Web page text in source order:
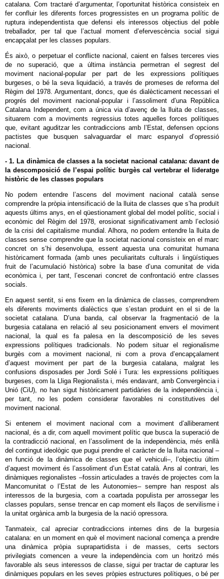
catalana. Com tractaré d’argumentar, l’oportunitat històrica consisteix en
fer confluir les diferents forces progressistes en un programa polític de
ruptura independentista que defensi els interessos objectius del poble
treballador, per tal que l’actual moment d’efervescència social sigui
encapçalat per les classes populars.
És això, o perpetuar el conflicte nacional, caient en falses terceres vies
de no superació, que a última instància permetran el segrest del
moviment nacional-popular per part de les expressions polítiques
burgeses, o bé la seva liquidació, a través de promeses de reforma del
Règim del 1978. Argumentant, doncs, que és dialècticament necessari el
progrés del moviment nacional-popular i l’assoliment d’una República
Catalana Independent, com a única via d’avenç de la lluita de classes,
situarem com a moviments regressius totes aquelles forces polítiques
que, evitant aguditzar les contradiccions amb l’Estat, defensen opcions
pactistes que busquen salvaguardar el marc espanyol d’opressió
nacional.
- 1. La dinàmica de classes a la societat nacional catalana: davant de
la descomposició de l’espai polític burgès cal vertebrar el lideratge
històric de les classes populars
No podem entendre l’ascens del moviment nacional català sense
comprendre la pròpia intensificació de la lluita de classes que s’ha produït
aquests últims anys, en el qüestionament global del model polític, social i
econòmic del Règim del 1978, erosionat significativament amb l’eclosió
de la crisi del capitalisme mundial. Alhora, no podem entendre la lluita de
classes sense comprendre que la societat nacional consisteix en el marc
concret on s’hi desenvolupa, essent aquesta una comunitat humana
històricament formada (amb unes peculiaritats culturals i lingüístiques
fruit de l’acumulació històrica) sobre la base d’una comunitat de vida
econòmica i, per tant, l’escenari concret de confrontació entre classes
socials.
En aquest sentit, si ens fixem en la dinàmica de classes, comprendrem
els diferents moviments dialèctics que s’estan produint en el si de la
societat catalana. D’una banda, cal observar la fragmentació de la
burgesia catalana en relació al seu posicionament envers el moviment
nacional, la qual es fa palesa en la descomposició de les seves
expressions polítiques tradicionals. No podem situar el regionalisme
burgès com a moviment nacional, ni com a prova d’encapçalament
d’aquest moviment per part de la burgesia catalana, malgrat les
confusions disposades per Jordi Solé i Tura: les expressions polítiques
burgeses, com la Lliga Regionalista i, més endavant, amb Convergència i
Unió (CiU), no han sigut històricament partidàries de la independència i,
per tant, no les podem considerar favorables ni constitutives del
moviment nacional.
Si entenem el moviment nacional com a moviment d’alliberament
nacional, és a dir, com aquell moviment polític que busca la superació de
la contradicció nacional, en l’assoliment de la independència, més enllà
del contingut ideològic que pugui prendre el caràcter de la lluita nacional –
en funció de la dinàmica de classes que el vehiculi–, l’objectiu últim
d’aquest moviment és l’assoliment d’un Estat català. Ans al contrari, les
dinàmiques regionalistes –fossin articulades a través de projectes com la
Mancomunitat o l’Estat de les Autonomies– sempre han respost als
interessos de la burgesia, com a coartada populista per arrossegar les
classes populars, sense trencar en cap moment els llaços de servilisme i
la unitat orgànica amb la burgesia de la nació opressora.
Tanmateix, cal apreciar contradiccions internes dins de la burgesia
catalana: en un moment en què el moviment nacional comença a prendre
una dinàmica pròpia suprapartidista i de masses, certs sectors
privilegiats comencen a veure la independència com un horitzó més
favorable als seus interessos de classe, sigui per tractar de capturar les
dinàmiques populars en les seves pròpies estructures polítiques, o bé per